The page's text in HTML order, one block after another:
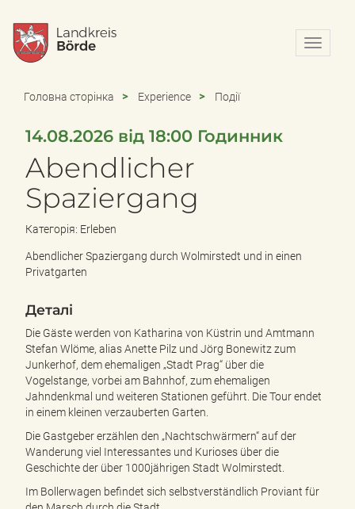
N
a
b
d
Головна сторінка Experience Події
14.08.2026 від 18:00 Годинник
Abendlicher
Spaziergang
Категорія: Erleben
Abendlicher Spaziergang durch Wolmirstedt und in einen
Privatgarten
Деталі
Die Gäste werden von Katharina von Küstrin und Amtmann
Stefan Wlöme, alias Anette Pilz und Jörg Bonewitz zum
Junkerhof, dem ehemaligen „Stadt Prag“ über die
Vogelstange, vorbei am Bahnhof, zum ehemaligen
Jahndenkmal und weiteren Stationen geführt. Die Tour endet
in einem kleinen verzauberten Garten.
Die Gastgeber erzählen den „Nachtschwärmern“ auf der
Wanderung viel Interessantes und Kurioses über die
Geschichte der über 1000jährigen Stadt Wolmirstedt.
Im Bollerwagen befindet sich selbstverständlich Proviant für